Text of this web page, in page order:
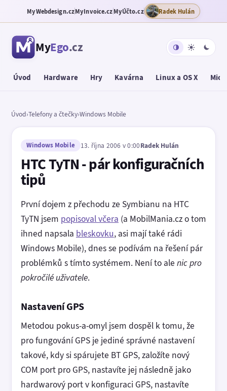
MyWebdesign.czMyInvoice.czMyÚčto.cz Radek Hulán
MyEgo.cz
Úvod Hardware Hry Kavárna Linux a OS X
Úvod›Telefony a čtečky›Windows Mobile
Windows Mobile 13. října 2006 v 0:00Radek Hulán
HTC TyTN - pár konfiguračních
tipů
První dojem z přechodu ze Symbianu na HTC
TyTN jsem popisoval včera (a MobilMania.cz o tom
ihned napsala bleskovku, asi mají také rádi
Windows Mobile), dnes se podívám na řešení pár
problémků s tímto systémem. Není to ale nic pro
pokročilé uživatele.
Nastavení GPS
Metodou pokus-a-omyl jsem dospěl k tomu, že
pro fungování GPS je jediné správné nastavení
takové, kdy si spárujete BT GPS, založíte nový
COM port pro GPS, nastavíte jej následně jako
hardwarový port v konfiguraci GPS, nastavíte